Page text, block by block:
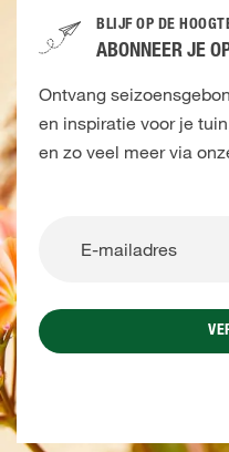
BLIJF OP DE
ABONNEER JE
Ontvang
en inspiratie voor je
en zo veel meer via